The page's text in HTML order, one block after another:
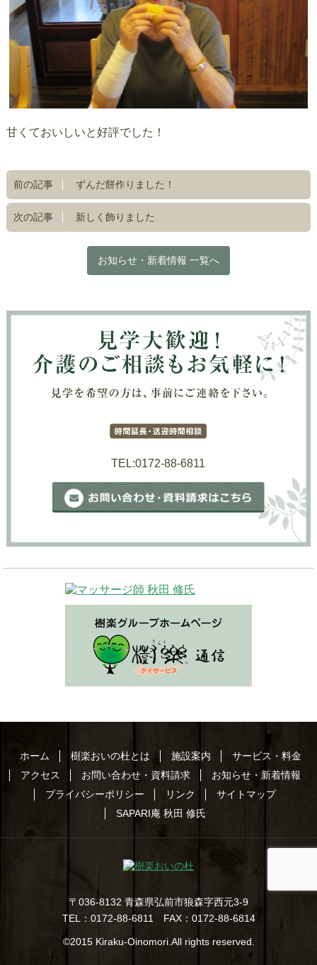
甘くておいしいと好評でした！
前の記事 ずんだ餅作りました！
次の記事 新しく飾りました
お知らせ・新着情報 一覧へ
TEL:0172-88-6811
ホーム 樹楽おいの杜とは 施設案内
サービス・料金
アクセス
お問い合わせ・資料請求
お知らせ・新着情報
プライバシーポリシー
リンク
サイトマップ
SAPARI庵 秋田 修氏
〒036-8132 青森県弘前市狼森字西元3-9
TEL：0172-88-6811 FAX：0172-88-6814
©2015 Kiraku-Oinomori.All rights reserved.